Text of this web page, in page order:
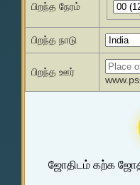
பிறந்த நேரம்
பிறந்த நாடு
பிறந்த ஊர்
ஜோதிடம் கற்க